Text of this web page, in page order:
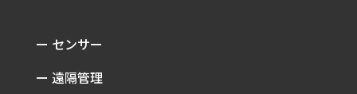
ー センサー
ー 遠隔管理